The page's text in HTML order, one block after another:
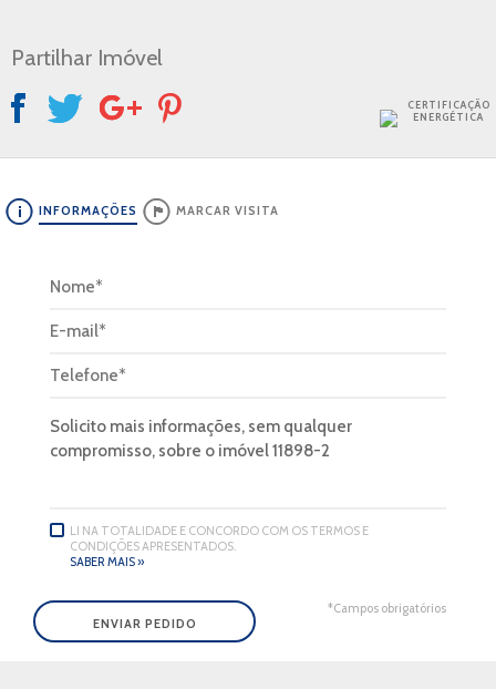
CERTIFICAÇÃO
ENERGÉTICA
Partilhar Imóvel
INFORMAÇÕES MARCAR VISITA
LI NA TOTALIDADE E CONCORDO COM OS TERMOS E
CONDIÇÕES APRESENTADOS.
SABER MAIS »
*Campos obrigatórios